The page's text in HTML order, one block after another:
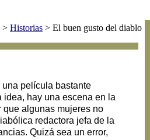
> Historias > El buen gusto del diablo
una película bastante
hay una escena en la
que algunas mujeres no
redactora jefa de la
Quizá sea un error,